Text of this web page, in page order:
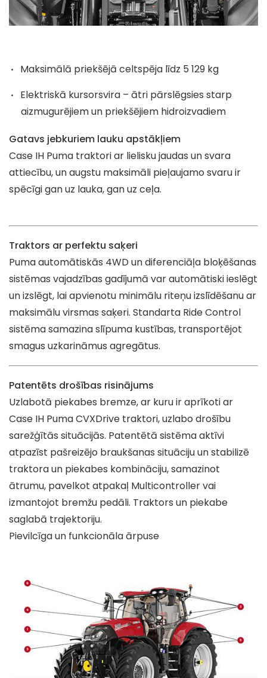
Maksimālā priekšējā celtspēja līdz 5 129 kg
Elektriskā kursorsvira – ātri pārslēgsies starp
aizmugurējiem un priekšējiem hidroizvadiem
Gatavs jebkuriem lauku apstākļiem
Case IH Puma traktori ar lielisku jaudas un svara
attiecību, un augstu maksimāli pieļaujamo svaru ir
spēcīgi gan uz lauka, gan uz ceļa.
Traktors ar perfektu saķeri
Puma automātiskās 4WD un diferenciāļa bloķēšanas
sistēmas vajadzības gadījumā var automātiski ieslēgt
un izslēgt, lai apvienotu minimālu riteņu izslīdēšanu ar
maksimālu virsmas saķeri. Standarta Ride Control
sistēma samazina slīpuma kustības, transportējot
smagus uzkarināmus agregātus.
Patentēts drošības risinājums
Uzlabotā piekabes bremze, ar kuru ir aprīkoti ar
Case IH Puma CVXDrive traktori, uzlabo drošību
sarežģītās situācijās. Patentētā sistēma aktīvi
atpazīst pašreizējo braukšanas situāciju un stabilizē
traktora un piekabes kombināciju, samazinot
ātrumu, pavelkot atpakaļ Multicontroller vai
izmantojot bremžu pedāli. Traktors un piekabe
saglabā trajektoriju.
Pievilcīga un funkcionāla ārpuse